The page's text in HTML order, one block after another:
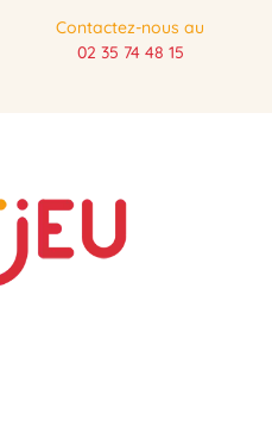
Contactez-nous au
02 35 74 48 15